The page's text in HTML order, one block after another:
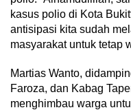
kasus polio di Kota
antisipasi kita sudah
masyarakat untuk tetap
Martias Wanto,
Faroza, dan Kabag
menghimbau warga